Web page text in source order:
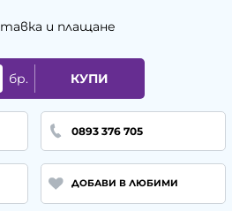
и плащане
бр. КУПИ
0893 376 705
ДОБАВИ В ЛЮБИМИ